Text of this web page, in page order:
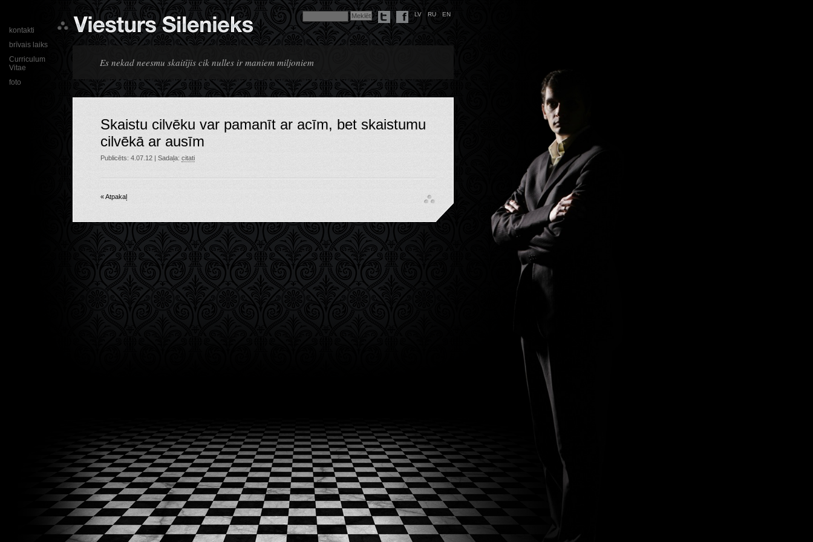
LV RU EN
Es nekad neesmu skaitījis cik nulles ir maniem miljoniem
kontakti
brīvais laiks
Curriculum
Vitae
foto
Skaistu cilvēku var pamanīt ar acīm, bet skaistumu
cilvēkā ar ausīm
Publicēts: 4.07.12 | Sadaļa: citati
« Atpakaļ